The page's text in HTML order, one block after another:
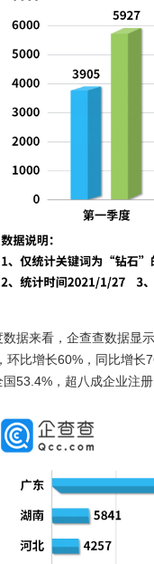
数据来看，企查查数据显
环比增长60%，同比增长
国53.4%，超八成企业注